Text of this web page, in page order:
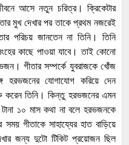
আসে নতুন চরিত্র। ক্রিকেটার
মুখ দেখার পর তাকে প্রথম নজরেই
পরিচয় জানতেন না তিনি। তিনি
কাছে পাওয়া যাবে। তাই কোনো
গীতার সম্পর্কে যুবরাজকে খোঁজ
হরভজনের যোগাযোগ করিয়ে দেন
করেন তিনি। কিন্তু হরভজনের এমন
১০ মাস কথা না বলে হরভজনকে
গীতাকে সাহায্যের হাত বাড়িয়ে
জন্য দুটো টিকিট প্রয়োজন ছিল